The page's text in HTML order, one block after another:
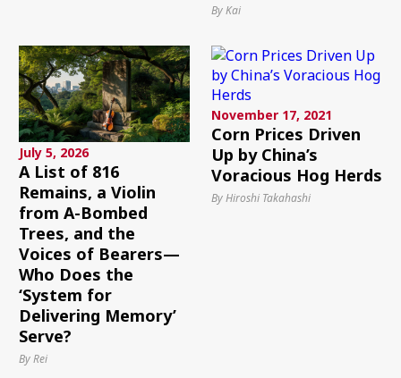
By Kai
July 5, 2026
A List of 816
Remains, a Violin
from A-Bombed
Trees, and the
Voices of Bearers—
Who Does the
‘System for
Delivering Memory’
Serve?
By Rei
November 17, 2021
Corn Prices Driven
Up by China’s
Voracious Hog Herds
By Hiroshi Takahashi